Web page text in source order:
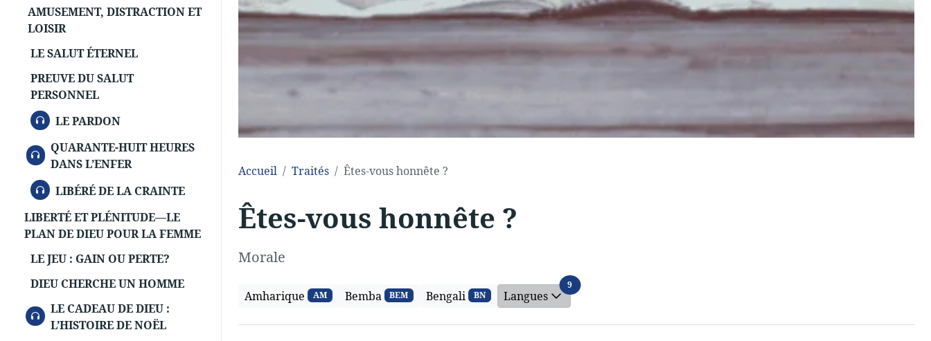
AMUSEMENT, DISTRACTION ET
LOISIR
LE SALUT ÉTERNEL
PREUVE DU SALUT
PERSONNEL
AUDIOLE PARDON
AUDIO
QUARANTE-HUIT HEURES
DANS L’ENFER
AUDIO
LIBÉRÉ DE LA CRAINTE
LIBERTÉ ET PLÉNITUDE—LE
PLAN DE DIEU POUR LA FEMME
LE JEU : GAIN OU PERTE?
DIEU CHERCHE UN HOMME
AUDIOLE CADEAU DE DIEU :
L’HISTOIRE DE NOËL
Accueil Traités Êtes-vous honnête ?
Êtes-vous honnête ?
Morale
Amharique AM Bemba BEM Bengali BN Langues
9Langues